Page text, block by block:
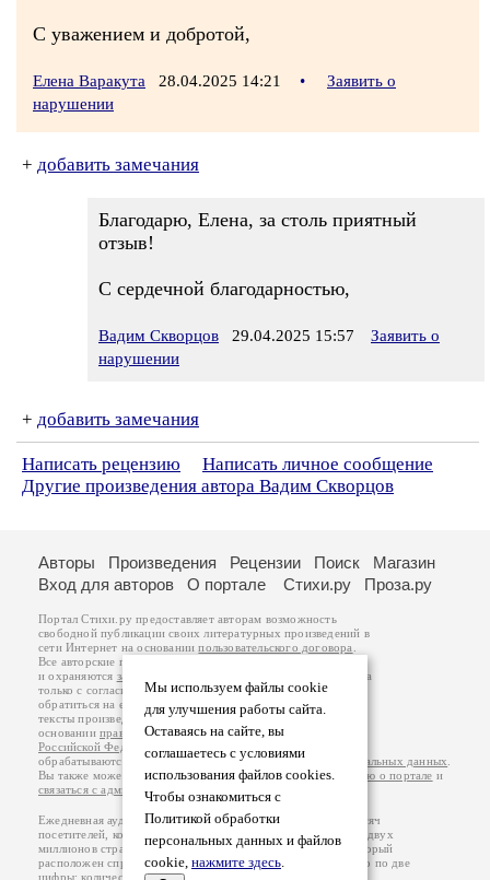
С уважением и добротой,
Елена Варакута 28.04.2025 14:21 •
Заявить о
нарушении
+ добавить замечания
Благодарю, Елена, за столь приятный
отзыв!
С сердечной благодарностью,
Вадим Скворцов 29.04.2025 15:57
Заявить о
нарушении
+ добавить замечания
Написать рецензию
Написать личное сообщение
Другие произведения автора Вадим Скворцов
Мы используем файлы cookie
для улучшения работы сайта.
Оставаясь на сайте, вы
соглашаетесь с условиями
использования файлов cookies.
Чтобы ознакомиться с
Политикой обработки
персональных данных и файлов
cookie, нажмите здесь.
Авторы Произведения Рецензии Поиск
Магазин
Вход для авторов
О портале Стихи.ру Проза.ру
Портал Стихи.ру предоставляет авторам возможность
свободной публикации своих литературных произведений в
сети Интернет на основаниипользовательского договора
Все авторские права на произведения принадлежат авторам
и охраняются законом
. Перепечатка произведений возможна
только с согласия его автора, к которому вы можете
обратиться на его авторской странице. Ответственность за
тексты произведений авторы несут самостоятельно на
основанииправил публикацииизаконодательства
Российской Федерации
обрабатываются на основанииПолитики обработки персональных данных
Вы также можете посмотреть более подробнуюинформацию о портале и
связаться с администрацией
Ежедневная аудитория портала Стихи.ру – порядка 200 тысяч
посетителей, которые в общей сумме просматривают более двух
миллионов страниц по данным счетчика посещаемости, который
расположен справа от этого текста. В каждой графе указано по две
цифры: количество просмотров и количество посетителей.